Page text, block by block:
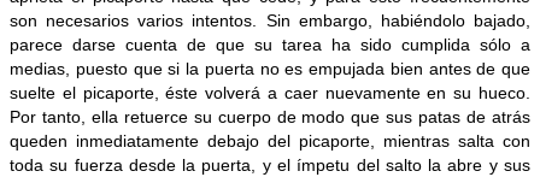
son necesarios varios intentos. Sin embargo, habiéndolo bajado,
parece darse cuenta de que su tarea ha sido cumplida sólo a
medias, puesto que si la puerta no es empujada bien antes de que
suelte el picaporte, éste volverá a caer nuevamente en su hueco.
Por tanto, ella retuerce su cuerpo de modo que sus patas de atrás
queden inmediatamente debajo del picaporte, mientras salta con
toda su fuerza desde la puerta, y el ímpetu del salto la abre y sus